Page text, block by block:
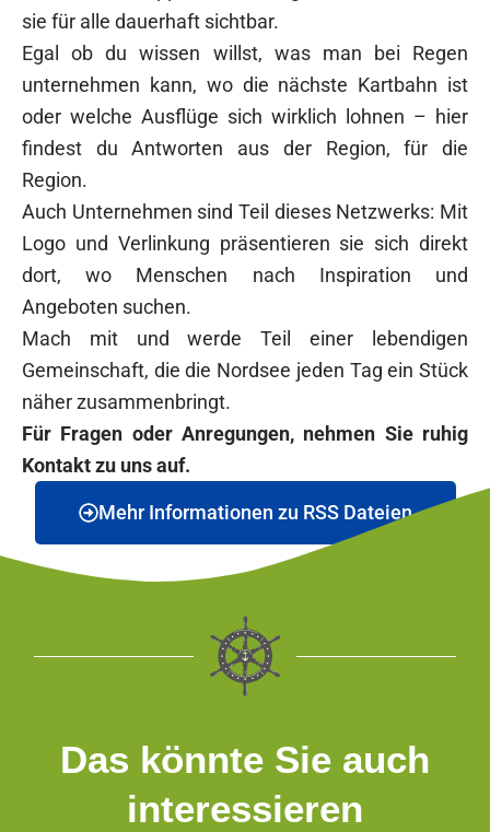
sie für alle dauerhaft sichtbar.
Egal ob du wissen willst, was man bei Regen
unternehmen kann, wo die nächste Kartbahn ist
oder welche Ausflüge sich wirklich lohnen – hier
findest du Antworten aus der Region, für die
Region.
Auch Unternehmen sind Teil dieses Netzwerks: Mit
Logo und Verlinkung präsentieren sie sich direkt
dort, wo Menschen nach Inspiration und
Angeboten suchen.
Mach mit und werde Teil einer lebendigen
Gemeinschaft, die die Nordsee jeden Tag ein Stück
näher zusammenbringt.
Für Fragen oder Anregungen, nehmen Sie ruhig
Kontakt zu uns auf.
Mehr Informationen zu RSS Dateien
Das könnte Sie auch
interessieren